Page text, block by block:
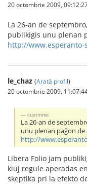
20 octombrie 2009,
La 26-an de
publikigis unu plenan
http://
le_chaz (Arată profil)
20 octombrie 2009,
custinne:
La 26-an de
unu plenan paĝon
http://
Libera Folio jam
kiuj regule aperadas
skeptika pri la efekto